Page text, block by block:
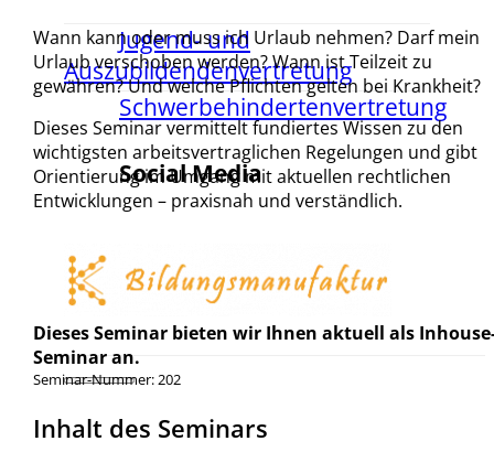
Jugend- und
Auszubildendenvertretung
Schwerbehindertenvertretung
Social Media
Wann kann oder muss ich Urlaub nehmen? Darf mein
Urlaub verschoben werden? Wann ist Teilzeit zu
gewähren? Und welche Pflichten gelten bei Krankheit?
Dieses Seminar vermittelt fundiertes Wissen zu den
wichtigsten arbeitsvertraglichen Regelungen und gibt
Orientierung im Umgang mit aktuellen rechtlichen
Entwicklungen – praxisnah und verständlich.
Dieses Seminar bieten wir Ihnen aktuell als
Seminar an.
Seminar-Nummer: 202
Inhalt des Seminars